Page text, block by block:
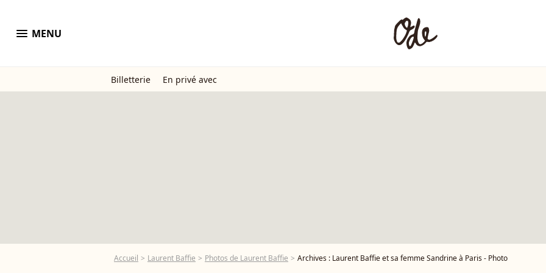
menu MENU
Billetterie En privé avec
Accueil Laurent Baffie Photos de Laurent Baffie Archives : Laurent Baffie et sa femme Sandrine à Paris - Photo